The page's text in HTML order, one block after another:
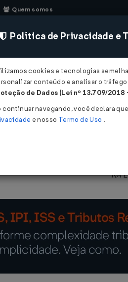
Quem somos
CONSULTORIA
MEC/SEDH/MS
de 12 de março de 2008
, que
NA
Política de Privacidade e
cookies e tecnologias
conteúdo e analisar o
de Dados (Lei nº 13.709/2018
continuar navegando, você declara
e nosso Termo de Uso .